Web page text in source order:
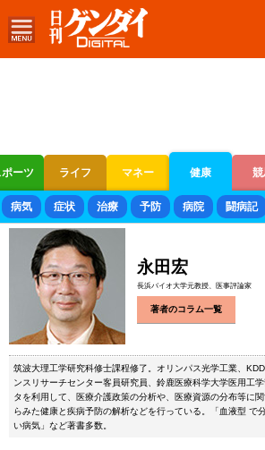
ーツ ライフ マネー 健康
ボートレース 競輪 オートレース
病気 症状 治療 予防 病院 闘病記
永田宏
長浜バイオ大学元教授、医事評論家
著者のコラム一覧
筑波大理工学研究科修士課程修了。オリンパス光学工業、
ンスリサーチセンター客員研究員、鈴鹿医療科学大学医用工
タを利用して、医療介護政策の分析や、医療資源の分布等に
らみた健康と疾病予防の解析などを行っている。「血液型 で
い病気」など著書多数。